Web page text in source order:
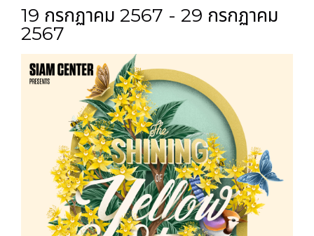
19 กรกฏาคม 2567 - 29 กรกฏาคม
2567